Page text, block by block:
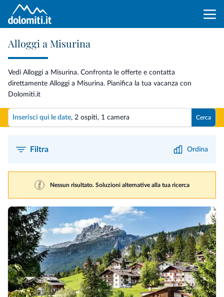
Alloggi a Misurina
Vedi Alloggi a Misurina. Confronta le offerte e contatta
direttamente Alloggi a Misurina. Pianifica la tua vacanza con
Dolomiti.it
Inserisci qui le date, 2 ospiti, 1 camera Cerca
Filtra Ordina
Nessun risultato. Soluzioni alternative alla tua ricerca